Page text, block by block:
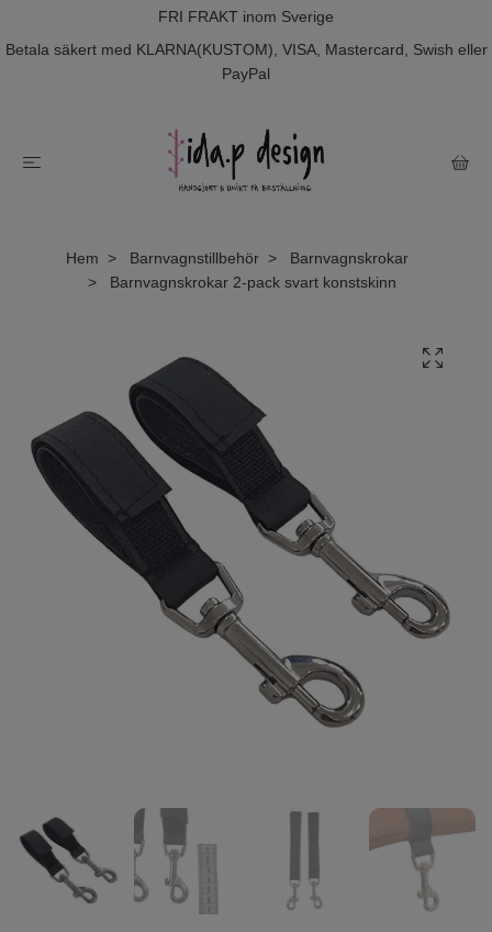
FRI FRAKT inom Sverige
Betala säkert med KLARNA(KUSTOM), VISA, Mastercard, Swish eller
PayPal
Hem Barnvagnstillbehör
Barnvagnskrokar
Barnvagnskrokar 2-pack svart konstskinn